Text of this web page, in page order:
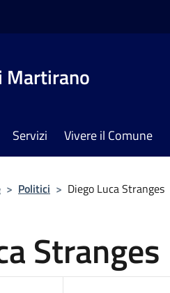
Martirano
Servizi Vivere il Comune
> Politici > Diego Luca Stranges
Stranges